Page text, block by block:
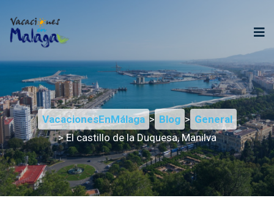
VacacionesEnMálaga > Blog > General
> El castillo de la Duquesa, Manilva